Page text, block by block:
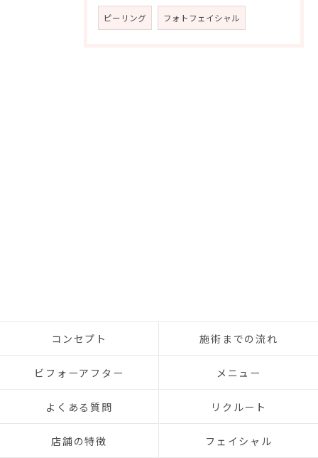
ピーリング フォトフェイシャル
コンセプト 施術までの流れ
ビフォーアフター メニュー
よくある質問 リクルート
店舗の特徴 フェイシャル